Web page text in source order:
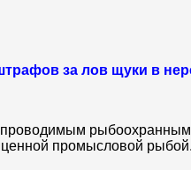
за лов щуки в
рыбоохранным
ценной промысловой